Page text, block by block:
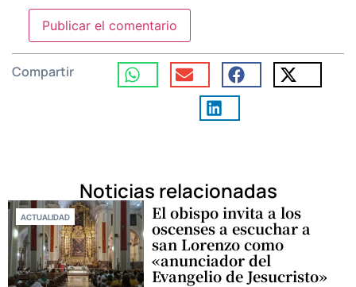
Compartir
Noticias relacionadas
ACTUALIDAD El obispo invita a los
oscenses a escuchar a
san Lorenzo como
«anunciador del
Evangelio de Jesucristo»